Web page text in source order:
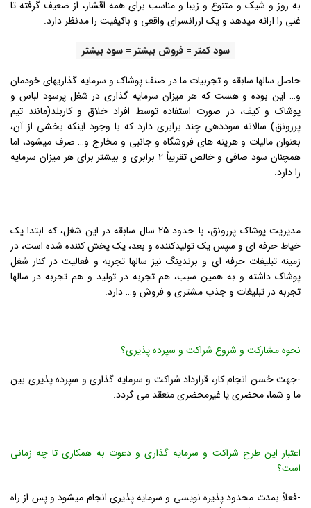
به روز و شیک و متنوع و زیبا و مناسب برای همه اقشار، از ضعیف گرفته تا
غنی را ارائه میدهد و یک ارزانسرای واقعی و باکیفیت را مدنظر دارد.
سود کمتر = فروش بیشتر = سود بیشتر
حاصل سالها سابقه و تجربیات ما در صنف پوشاک و سرمایه گذاریهای خودمان
و… این بوده و هست که هر میزان سرمایه گذاری در شغل پرسود لباس و
پوشاک و کیف، در صورت استفاده توسط افراد خلاق و کاربلد(مانند تیم
پررونق) سالانه سوددهی چند برابری دارد که با وجود اینکه بخشی از آن،
بعنوان مالیات و هزینه های فروشگاه و جانبی و مخارج و… صرف میشود، اما
همچنان سود صافی و خالص تقریباً 2 برابری و بیشتر برای هر میزان سرمایه
را دارد.
مدیریت پوشاک پررونق، با حدود 25 سال سابقه در این شغل، که ابتدا یک
خیاط حرفه ای و سپس یک تولیدکننده و بعد، یک پخش کننده شده است، در
زمینه تبلیغات حرفه ای و برندینگ نیز سالها تجربه و فعالیت در کنار شغل
پوشاک داشته و به همین سبب، هم تجربه در تولید و هم تجربه در سالها
تجربه در تبلیغات و جذب مشتری و فروش و… دارد.
نحوه مشارکت و شروع شراکت و سپرده پذیری؟
-جهت حُسن انجام کار، قرارداد شراکت و سرمایه گذاری و سپرده پذیری بین
ما و شما، محضری یا غیرمحضری منعقد می گردد.
اعتبار این طرح شراکت و سرمایه گذاری و دعوت به همکاری تا چه زمانی
است؟
-فعلاً بمدت محدود پذیره نویسی و سرمایه پذیری انجام میشود و پس از راه